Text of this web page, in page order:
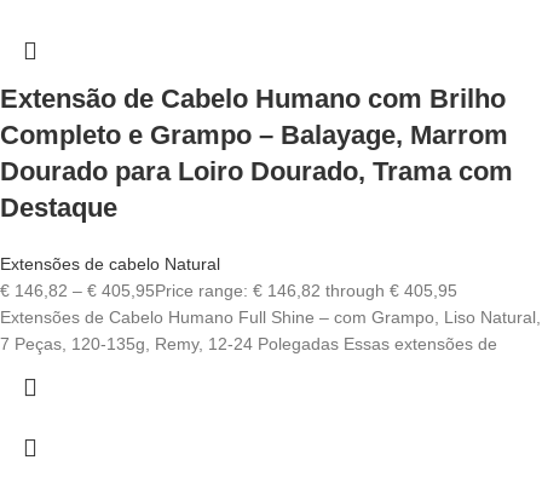
Extensão de Cabelo Humano com Brilho
Completo e Grampo – Balayage, Marrom
Dourado para Loiro Dourado, Trama com
Destaque
Extensões de cabelo Natural
€ 146,82 – € 405,95Price range: € 146,82 through € 405,95
Extensões de Cabelo Humano Full Shine – com Grampo, Liso Natural,
7 Peças, 120-135g, Remy, 12-24 Polegadas Essas extensões de